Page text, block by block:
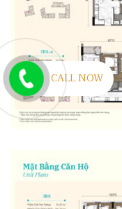
CALL NOW